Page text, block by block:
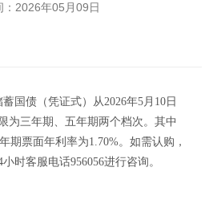
：2026年05月09日
债（凭证式）从2026年5月10日
为三年期、五年期两个档次。其中
期票面年利率为1.70%。如需认购，
时客服电话956056进行咨询。